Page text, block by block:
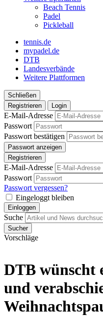
Beach Tennis
Padel
Pickleball
tennis.de
mypadel.de
DTB
Landesverbände
Weitere Plattformen
Schließen
Registrieren
Login
E-Mail-Adresse
Passwort
Passwort bestätigen
Passwort anzeigen
Registrieren
E-Mail-Adresse
Passwort
Passwort vergessen?
Eingeloggt bleiben
Einloggen
Suche
Sucher
Vorschläge
DTB wünscht
und